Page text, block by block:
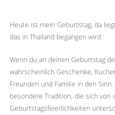
Heute ist mein Geburtstag, da
das in Thailand begangen wird.
Wenn du an deinen Geburtstag
wahrscheinlich Geschenke,
Freunden und Familie in den
besondere Tradition, die sich von
Geburtstagsfeierlichkeiten